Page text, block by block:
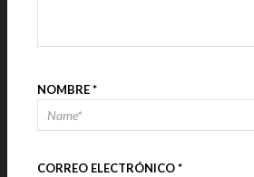
NOMBRE*
CORREO ELECTRÓNICO*